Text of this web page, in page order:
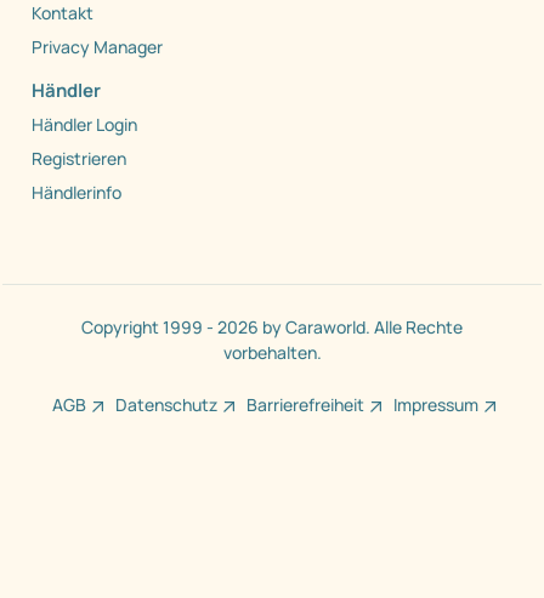
Kontakt
Privacy Manager
Händler
Händler Login
Registrieren
Händlerinfo
Copyright 1999 - 2026 by Caraworld. Alle Rechte
vorbehalten.
AGB Datenschutz Barrierefreiheit Impressum